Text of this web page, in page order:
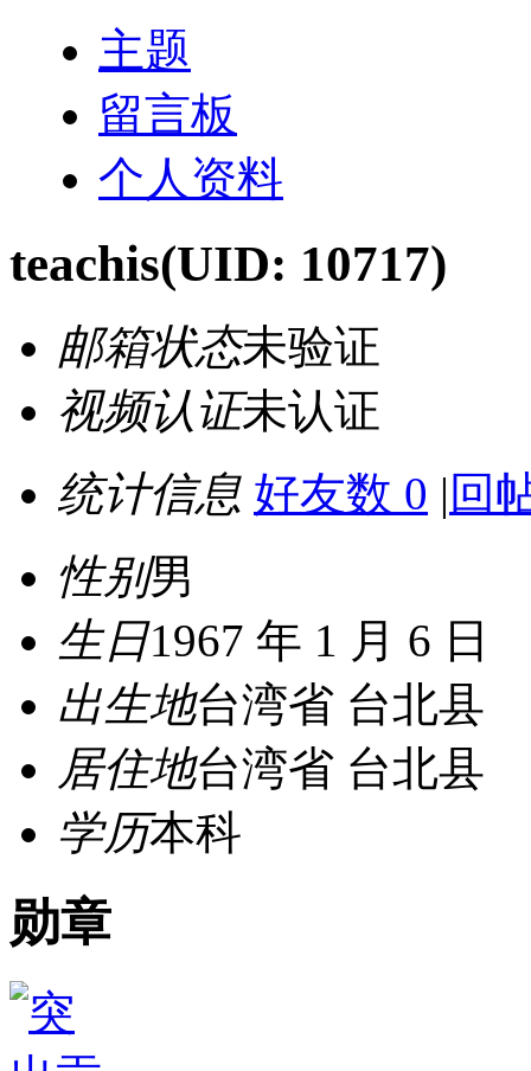
主题
留言板
个人资料
teachis(UID: 10717)
邮箱状态未验证
视频认证未认证
统计信息 好友数 0 | 回
性别男
生日1967 年 1 月 6 日
出生地台湾省 台北县
居住地台湾省 台北县
学历本科
勋章